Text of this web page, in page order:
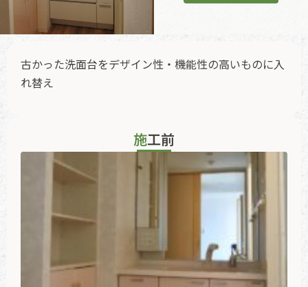
古かった洗面台をデザイン性・機能性の高いものに入
れ替え
施工前